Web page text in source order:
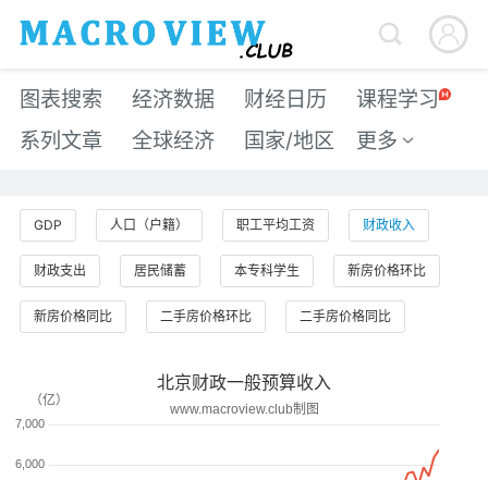


图表搜索 经济数据 财经日历
课程学习
系列文章
全球经济 国家/地区 更多 
GDP 人口（户籍） 职工平均工资 财政收入
财政支出 居民储蓄 本专科学生 新房价格环比
新房价格同比 二手房价格环比 二手房价格同比